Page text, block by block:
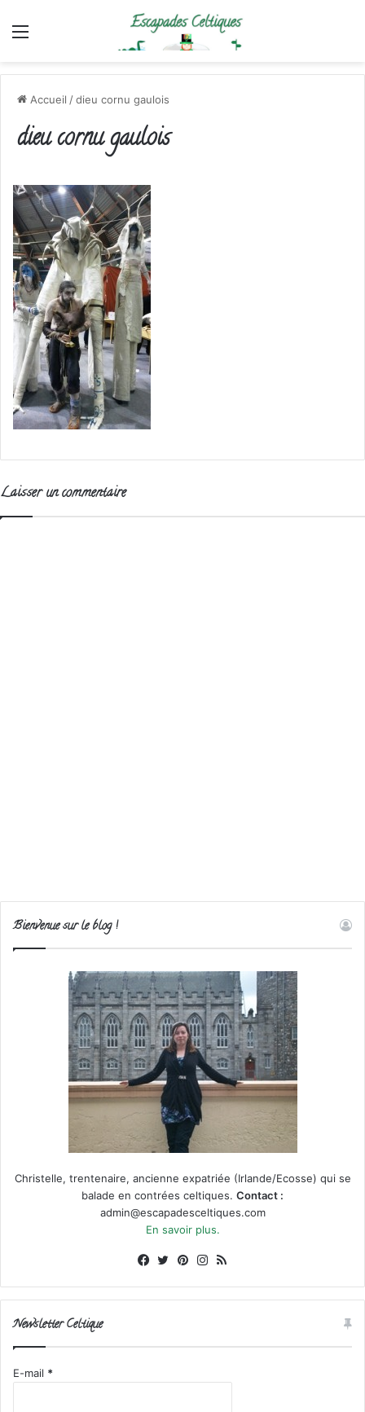
Menu
Accueil /dieu cornu gaulois
dieu cornu gaulois
Laisser un commentaire
Bienvenue sur le blog !
Christelle, trentenaire, ancienne expatriée (Irlande/Ecosse) qui se
balade en contrées celtiques. Contact :
admin@escapadesceltiques.com
En savoir plus.
Facebook
X PinterestInstagram
Newsletter Celtique
E-mail *